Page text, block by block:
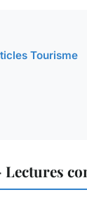
Tourisme